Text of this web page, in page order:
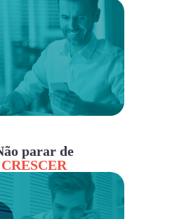
parar de
CRESCER